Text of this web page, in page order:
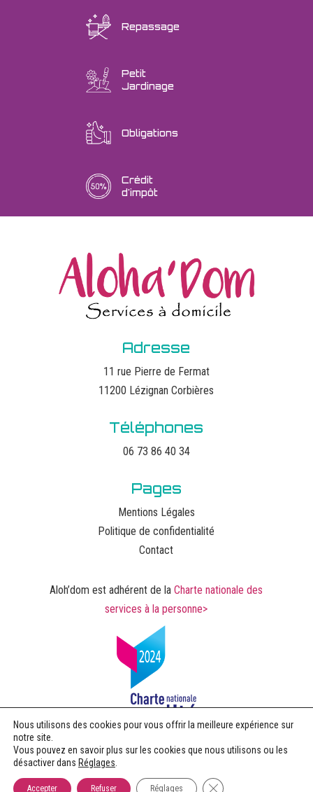
Repassage
Petit
Jardinage
Obligations
Crédit
d'impôt
Adresse
11 rue Pierre de Fermat
11200 Lézignan Corbières
Téléphones
06 73 86 40 34
Pages
Mentions Légales
Politique de confidentialité
Contact
Aloh’dom est adhérent de laCharte nationale des
services à la personne>
Nous utilisons des cookies pour vous offrir la meilleure expérience sur
notre site.
Vous pouvez en savoir plus sur les cookies que nous utilisons ou les
désactiver dans Réglages
Accepter Refuser Réglages Fermer la bannière des